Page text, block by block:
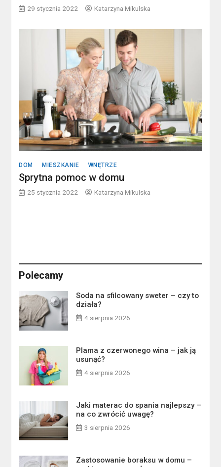
29 stycznia 2022 Katarzyna Mikulska
DOM MIESZKANIE WNĘTRZE
Sprytna pomoc w domu
25 stycznia 2022 Katarzyna Mikulska
Polecamy
Soda na sfilcowany sweter – czy to
działa?
4 sierpnia 2026
Plama z czerwonego wina – jak ją
usunąć?
4 sierpnia 2026
Jaki materac do spania najlepszy –
na co zwrócić uwagę?
3 sierpnia 2026
Zastosowanie boraksu w domu –